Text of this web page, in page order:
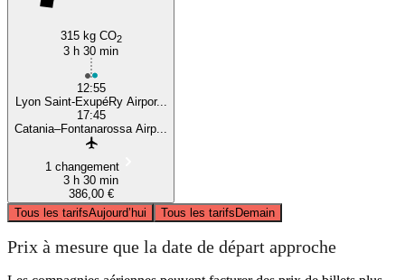
315 kg CO2
3 h 30 min
12:55
Lyon Saint-ExupéRy Airpor...
17:45
Catania–Fontanarossa Airp...
1 changement
3 h 30 min
386,00 €
Tous les tarifsAujourd’hui Tous les tarifsDemain
Prix à mesure que la date de départ approche